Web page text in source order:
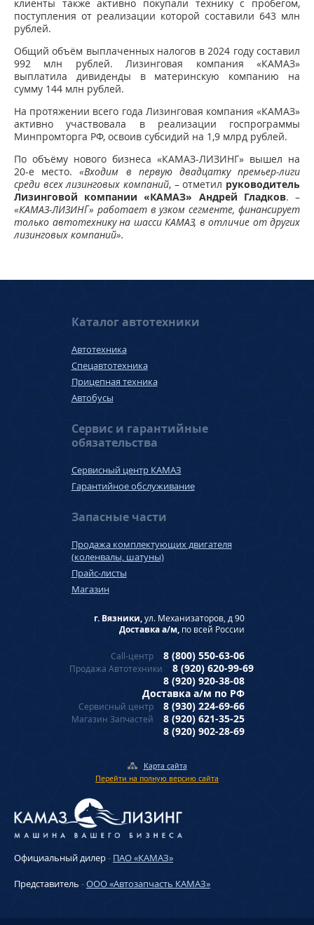
клиенты также активно покупали технику с пробегом,
поступления от реализации которой составили 643 млн
рублей.
Общий объём выплаченных налогов в 2024 году составил
992 млн рублей. Лизинговая компания «КАМАЗ»
выплатила дивиденды в материнскую компанию на
сумму 144 млн рублей.
На протяжении всего года Лизинговая компания «КАМАЗ»
активно участвовала в реализации госпрограммы
Минпромторга РФ, освоив субсидий на 1,9 млрд рублей.
По объёму нового бизнеса «КАМАЗ-ЛИЗИНГ» вышел на
20-е место.«Входим в первую двадцатку премьер-лиги
среди всех лизинговых компаний, – отметил руководитель
Лизинговой компании «КАМАЗ» Андрей Гладков. –
«КАМАЗ-ЛИЗИНГ» работает в узком сегменте, финансирует
только автотехнику на шасси КАМАЗ, в отличие от других
лизинговых компаний».
Каталог автотехники
Автотехника
Спецавтотехника
Прицепная техника
Автобусы
Сервис и гарантийные
обязательства
Сервисный центр КАМАЗ
Гарантийное обслуживание
Запасные части
Продажа комплектующих двигателя
(коленвалы, шатуны)
Прайс-листы
Магазин
г. Вязники,ул. Механизаторов, д 90
Доставка а/м, по всей России
Call-центр 8 (800) 550-63-06
Продажа Автотехники
8 (920) 620-99-69
8 (920) 920-38-08
Доставка а/м по РФ
Сервисный центр 8 (930) 224-69-66
Магазин Запчастей
8 (920) 621-35-25
8 (920) 902-28-69
Карта сайта
Перейти на полную версию сайта
Официальный дилер- ПАО «КАМАЗ»
Представитель -ООО «Автозапчасть КАМАЗ»